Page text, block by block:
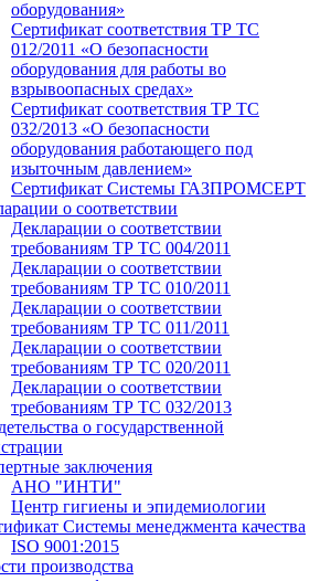
оборудования»
Сертификат соответствия ТР ТС
012/2011 «О безопасности
оборудования для работы во
взрывоопасных средах»
Сертификат соответствия ТР ТС
032/2013 «О безопасности
оборудования работающего под
изыточным давлением»
Сертификат Системы ГАЗПРОМСЕРТ
о соответствии
Декларации о соответствии
требованиям ТР ТС 004/2011
Декларации о соответствии
требованиям ТР ТС 010/2011
Декларации о соответствии
требованиям ТР ТС 011/2011
Декларации о соответствии
требованиям ТР ТС 020/2011
Декларации о соответствии
требованиям ТР ТС 032/2013
о государственной
заключения
АНО "ИНТИ"
Центр гигиены и эпидемиологии
Системы менеджмента качества
ISO 9001:2015
производства